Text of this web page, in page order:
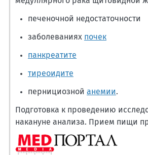
печеночной недостаточности
заболеваниях почек
панкреатите
тиреоидите
пернициозной анемии.
Подготовка к проведению
накануне анализа. Прием пищи